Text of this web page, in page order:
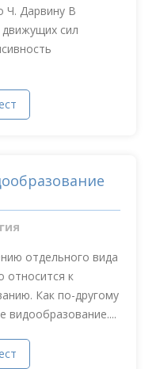
Ч. Дарвину В
движущих сил
отдельного вида
относится к
Как по-другому
видообразование....